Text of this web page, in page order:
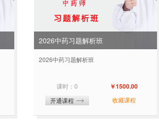
2026中药习题解析班
2026中药习题解析班
课时：0
开通课程
￥1500.00
收藏课程